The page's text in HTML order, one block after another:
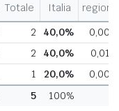
Italia
regione
Totale
2 40,0% 0,00%
2 40,0% 0,01%
1 20,0%
0,00%
5 100%